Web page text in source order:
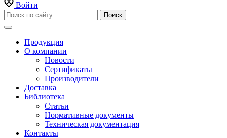
Войти
Продукция
О компании
Новости
Сертификаты
Производители
Доставка
Библиотека
Статьи
Нормативные документы
Техническая документация
Контакты